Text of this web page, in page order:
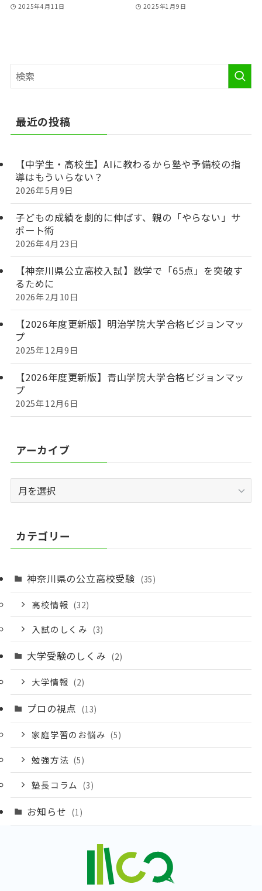
2025年4月11日 2025年1月9日
最近の投稿
【中学生・高校生】AIに教わるから塾や予備校の指
導はもういらない？
2026年5月9日
子どもの成績を劇的に伸ばす、親の「やらない」サ
ポート術
2026年4月23日
【神奈川県公立高校入試】数学で「65点」を突破す
るために
2026年2月10日
【2026年度更新版】明治学院大学合格ビジョンマッ
プ
2025年12月9日
【2026年度更新版】青山学院大学合格ビジョンマッ
プ
2025年12月6日
アーカイブ
ー
ブ
カテゴリー
神奈川県の公立高校受験 (35)
高校情報 (32)
入試のしくみ (3)
大学受験のしくみ (2)
大学情報 (2)
プロの視点 (13)
家庭学習のお悩み (5)
勉強方法 (5)
塾長コラム (3)
お知らせ (1)